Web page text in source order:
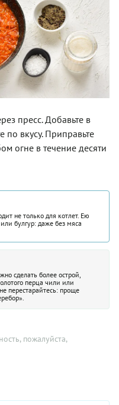
пресс. Добавьте в
по вкусу. Приправьте
огне в течение десяти
не только для котлет. Ею
булгур: даже без мяса
сделать более острой,
перца чили или
перестарайтесь: проще
пожалуйста,